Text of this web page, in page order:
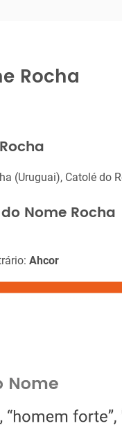
Rocha
(Uruguai), Catolé do
Nome Rocha
Ahcor